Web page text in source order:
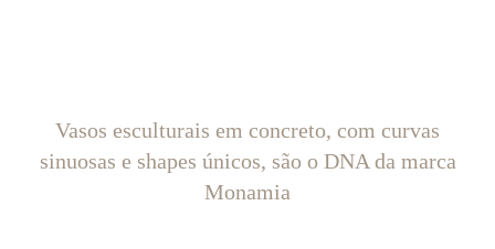
Vasos esculturais em concreto, com curvas
sinuosas e shapes únicos, são o DNA da marca
Monamia